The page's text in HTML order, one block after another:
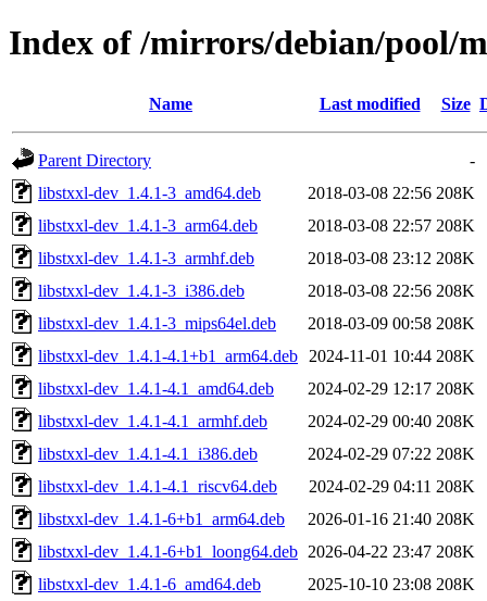
Index of /mirrors/debian/pool/
Name Last modified Size
Parent Directory
-
libstxxl-dev_1.4.1-3_amd64.deb
2018-03-08 22:56 208K
libstxxl-dev_1.4.1-3_arm64.deb
2018-03-08 22:57 208K
libstxxl-dev_1.4.1-3_armhf.deb
2018-03-08 23:12 208K
libstxxl-dev_1.4.1-3_i386.deb
2018-03-08 22:56 208K
libstxxl-dev_1.4.1-3_mips64el.deb
2018-03-09 00:58 208K
libstxxl-dev_1.4.1-4.1+b1_arm64.deb
2024-11-01 10:44 208K
libstxxl-dev_1.4.1-4.1_amd64.deb
2024-02-29 12:17 208K
libstxxl-dev_1.4.1-4.1_armhf.deb
2024-02-29 00:40 208K
libstxxl-dev_1.4.1-4.1_i386.deb
2024-02-29 07:22 208K
libstxxl-dev_1.4.1-4.1_riscv64.deb
2024-02-29 04:11 208K
libstxxl-dev_1.4.1-6+b1_arm64.deb
2026-01-16 21:40 208K
libstxxl-dev_1.4.1-6+b1_loong64.deb 2026-04-22 23:47 208K
libstxxl-dev_1.4.1-6_amd64.deb
2025-10-10 23:08 208K